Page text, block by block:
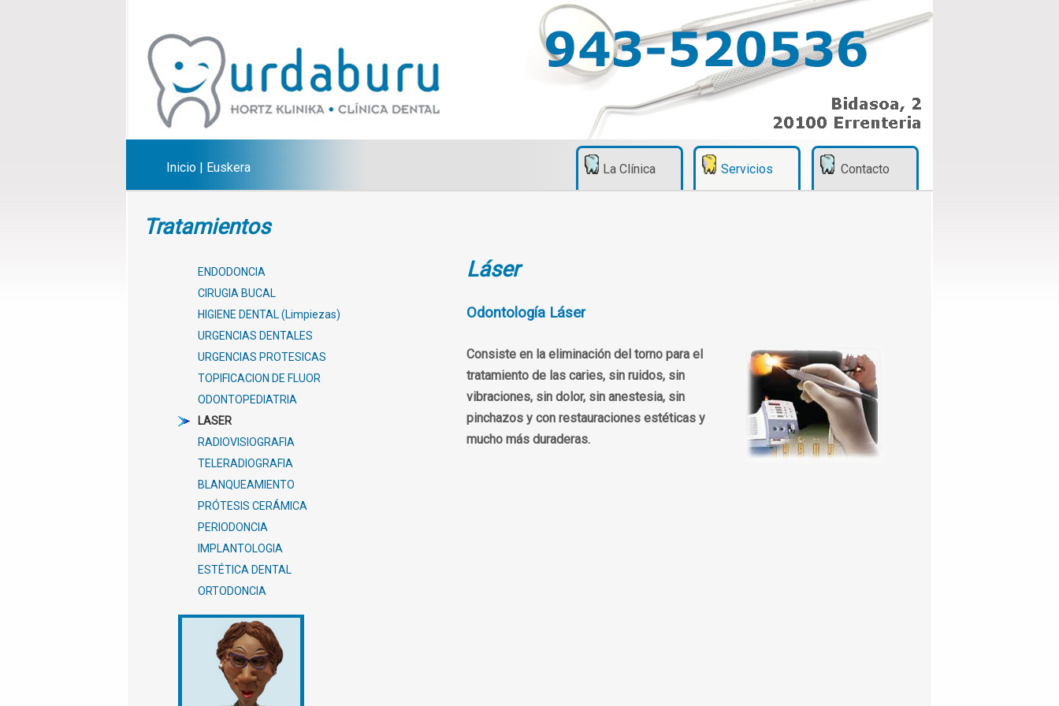
Inicio Euskera La Clínica Servicios Contacto
Tratamientos
ENDODONCIA
CIRUGIA BUCAL
HIGIENE DENTAL (Limpiezas)
URGENCIAS DENTALES
URGENCIAS PROTESICAS
TOPIFICACION DE FLUOR
ODONTOPEDIATRIA
LASER
RADIOVISIOGRAFIA
TELERADIOGRAFIA
BLANQUEAMIENTO
PRÓTESIS CERÁMICA
PERIODONCIA
IMPLANTOLOGIA
ESTÉTICA DENTAL
ORTODONCIA
Láser
Odontología Láser
Consiste en la eliminación del torno para el
tratamiento de las caries, sin ruidos, sin
vibraciones, sin dolor, sin anestesia, sin
pinchazos y con restauraciones estéticas y
mucho más duraderas.